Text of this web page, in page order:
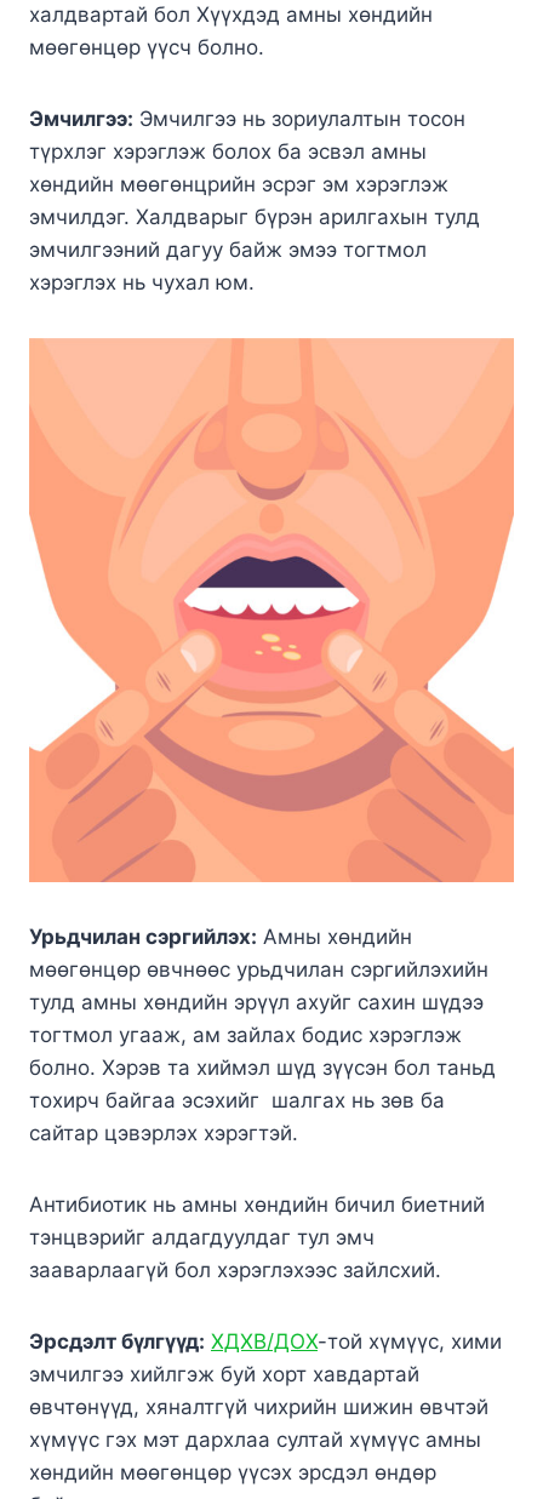
халдвартай бол Хүүхдэд амны хөндийн
мөөгөнцөр үүсч болно.
Эмчилгээ: Эмчилгээ нь зориулалтын тосон
түрхлэг хэрэглэж болох ба эсвэл амны
хөндийн мөөгөнцрийн эсрэг эм хэрэглэж
эмчилдэг. Халдварыг бүрэн арилгахын тулд
эмчилгээний дагуу байж эмээ тогтмол
хэрэглэх нь чухал юм.
Урьдчилан сэргийлэх: Амны хөндийн
мөөгөнцөр өвчнөөс урьдчилан сэргийлэхийн
тулд амны хөндийн эрүүл ахуйг сахин шүдээ
тогтмол угааж, ам зайлах бодис хэрэглэж
болно. Хэрэв та хиймэл шүд зүүсэн бол таньд
тохирч байгаа эсэхийг шалгах нь зөв ба
сайтар цэвэрлэх хэрэгтэй.
Антибиотик нь амны хөндийн бичил биетний
тэнцвэрийг алдагдуулдаг тул эмч
зааварлаагүй бол хэрэглэхээс зайлсхий.
Эрсдэлт бүлгүүд: ХДХВ/ДОХ-той хүмүүс, хими
эмчилгээ хийлгэж буй хорт хавдартай
өвчтөнүүд, хяналтгүй чихрийн шижин өвчтэй
хүмүүс гэх мэт дархлаа султай хүмүүс амны
хөндийн мөөгөнцөр үүсэх эрсдэл өндөр